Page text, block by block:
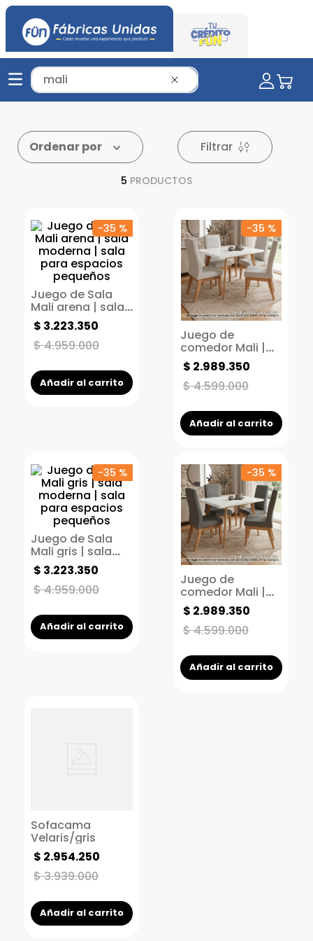
Tu mueble soñado aquí...
Ordenar por Filtrar
5 PRODUCTOS
-35 %
Juego de Sala
Mali arena | sala
moderna | sala
para espacios
pequeños
$4.959.000
$ 3.223.350
Añadir al carrito
-35 %
Juego de
comedor Mali |
Comedor 4
puestos |
Tapizado arena
$4.599.000
$ 2.989.350
Añadir al carrito
-35 %
Juego de Sala
Mali gris | sala
moderna | sala
para espacios
pequeños
$4.959.000
$ 3.223.350
Añadir al carrito
-35 %
Juego de
comedor Mali |
Comedor 4
puestos |
Tapizado gris
$4.599.000
$ 2.989.350
Añadir al carrito
Sofacama
Velaris/gris
$3.939.000
$ 2.954.250
Añadir al carrito